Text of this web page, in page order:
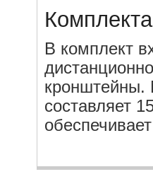
В комплект
кронштейны.
составляет